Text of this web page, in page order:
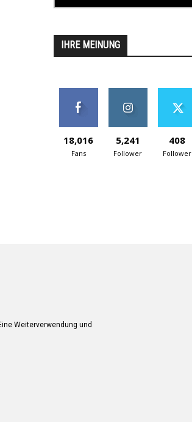
IHRE MEINUNG
18,016
Fans
5,241
Follower
408
Follower
Weiterverwendung und